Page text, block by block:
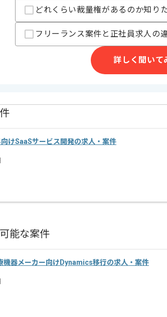
を見込んでおります。
どれくらい裁量権があるのか知り
フリーランス案件と正社員求人の
詳しく聞いて
けSaaSサービス開発の求人・案件
能な案件
機器メーカー向けDynamics移行の求人・案件